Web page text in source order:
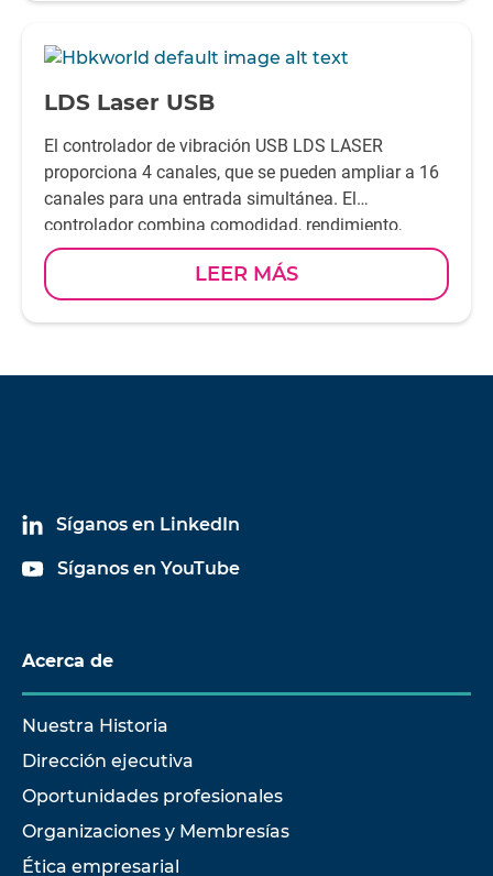
-
LDS Laser USB
El controlador de vibración USB LDS LASER
proporciona 4 canales, que se pueden ampliar a 16
canales para una entrada simultánea. El
controlador combina comodidad, rendimiento,
flexibilidad y seguridad, lo que lo hace adecuado
para cualquier laboratorio.LEER MÁS
Síganos en LinkedIn
Síganos en YouTube
Acerca de
Nuestra Historia
Dirección ejecutiva
Oportunidades profesionales
Organizaciones y Membresías
Ética empresarial